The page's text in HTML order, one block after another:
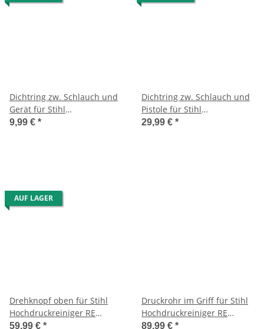
Dichtring zw. Schlauch und
Gerät für Stihl
Hochdruckreiniger RE
9,99 € *
Dichtring zw. Schlauch und
Pistole für Stihl
Hochdruckreiniger RE
29,99 € *
AUF LAGER
Drehknopf oben für Stihl
Hochdruckreiniger RE
122/118/128/143/163/232/272/282/271/281
59,99 € *
Druckrohr im Griff für Stihl
Hochdruckreiniger RE
118/128 PLUS/117/127
89,99 € *